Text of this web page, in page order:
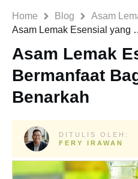
Home Blog
Asam
Asam Lemak
Asam Lemak
Bermanfaat
Benarkah
DITULIS OLEH:
FERY IRAWAN